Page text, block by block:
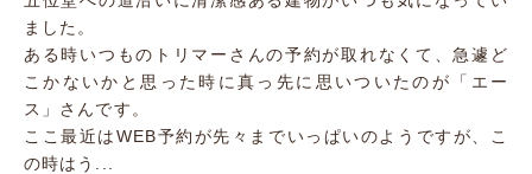
ました。
ある時いつものトリマーさんの予約が取れなくて、急遽ど
こかないかと思った時に真っ先に思いついたのが「エー
ス」さんです。
ここ最近はWEB予約が先々までいっぱいのようですが、こ
の時はう...